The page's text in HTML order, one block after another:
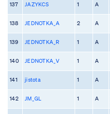
137 JAZYKCS 1 A
138 JEDNOTKA_A 2 A
139 JEDNOTKA_R 1 A
140 JEDNOTKA_V 1 A
141 jistota 1 A
142 JM_GL 1 A